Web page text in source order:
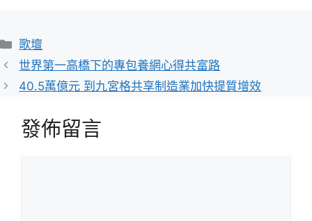
分
類
歌壇
世界第一高橋下的專包養網心得共富路
40.5萬億元 到九宮格共享制造業加快提質增效
發佈留言